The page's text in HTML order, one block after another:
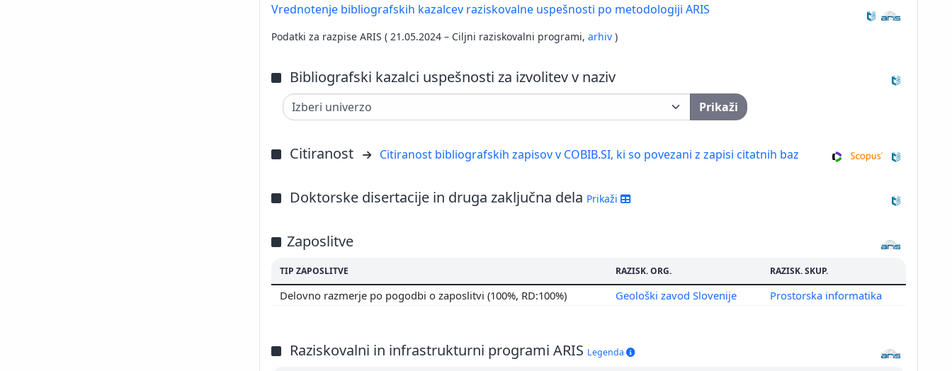
Vrednotenje bibliografskih kazalcev raziskovalne uspešnosti po metodologiji ARIS
Podatki za razpise ARIS ( 21.05.2024 – Ciljni raziskovalni programi, arhiv )
Bibliografski kazalci uspešnosti za izvolitev v naziv
Prikaži
Citiranost Citiranost bibliografskih zapisov v COBIB.SI, ki so povezani z zapisi citatnih baz
Doktorske disertacije in druga zaključna dela Prikaži
Zaposlitve
TIP ZAPOSLITVE RAZISK. ORG. RAZISK. SKUP.
Delovno razmerje po pogodbi o zaposlitvi (100%, RD:100%) Geološki zavod Slovenije Prostorska informatika
Raziskovalni in infrastrukturni programi ARIS Legenda